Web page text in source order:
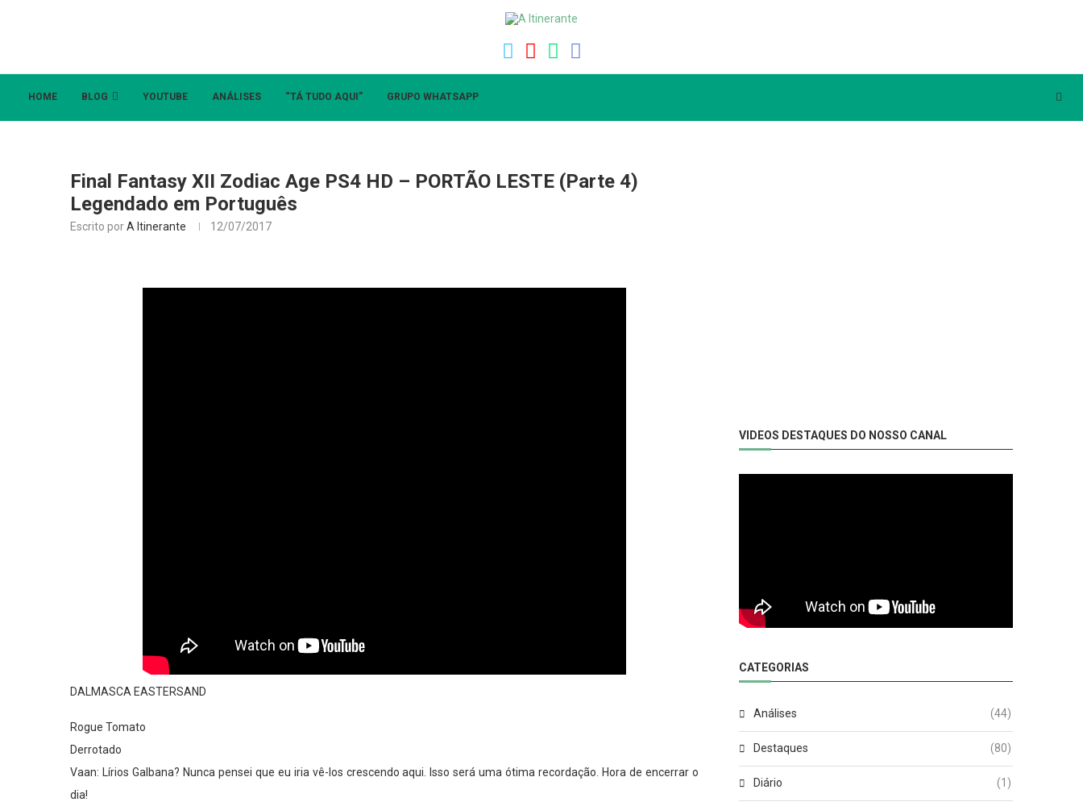
HOME BLOG YOUTUBE ANÁLISES “TÁ TUDO AQUI” GRUPO WHATSAPP
Final Fantasy XII Zodiac Age PS4 HD – PORTÃO LESTE (Parte 4)
Legendado em Português
Escrito porA Itinerante 12/07/2017
DALMASCA EASTERSAND
Rogue Tomato
Derrotado
Vaan: Lírios Galbana? Nunca pensei que eu iria vê-los crescendo aqui. Isso será uma ótima recordação. Hora de encerrar o
dia!
VIDEOS DESTAQUES DO NOSSO CANAL
CATEGORIAS
Análises (44)
Destaques (80)
Diário (1)